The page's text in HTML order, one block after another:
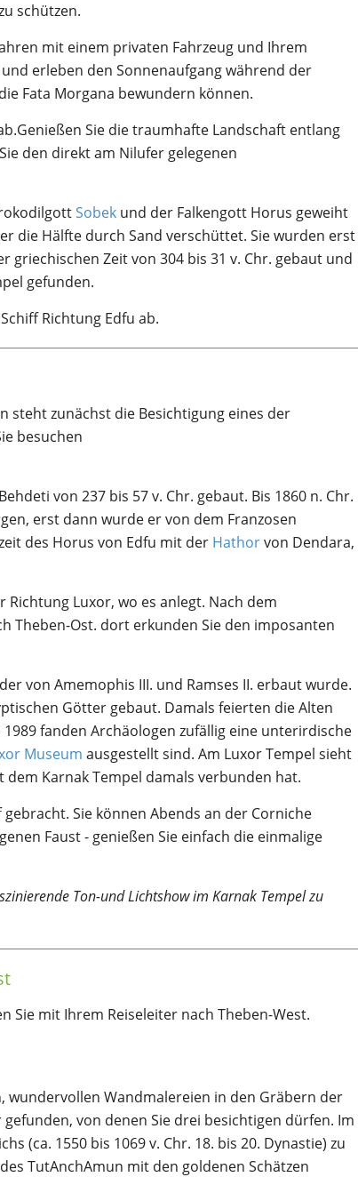
schützen.
mit einem privaten Fahrzeug und Ihrem
erleben den Sonnenaufgang während der
Fata Morgana bewundern können.
Sie die traumhafte Landschaft entlang
den direkt am Nilufer gelegenen
Sobek und der Falkengott Horus geweiht
die Hälfte durch Sand verschüttet. Sie wurden erst
Zeit von 304 bis 31 v. Chr. gebaut und
gefunden.
Richtung Edfu ab.
steht zunächst die Besichtigung eines der
besuchen
Behdeti von 237 bis 57 v. Chr. gebaut. Bis 1860 n. Chr.
erst dann wurde er von dem Franzosen
des Horus von Edfu mit der Hathorvon Dendara,
Luxor, wo es anlegt. Nach dem
Theben-Ost. dort erkunden Sie den imposanten
von Amemophis III. und Ramses II. erbaut wurde.
Götter gebaut. Damals feierten die Alten
fanden Archäologen zufällig eine unterirdische
Museum ausgestellt sind. Am Luxor Tempel sieht
Karnak Tempel damals verbunden hat.
Sie können Abends an der Corniche
Faust - genießen Sie einfach die einmalige
Ton-und Lichtshow im Karnak Tempel zu
Sie mit Ihrem Reiseleiter nach Theben-West.
wundervollen Wandmalereien in den Gräbern der
von denen Sie drei besichtigen dürfen. Im
(ca. 1550 bis 1069 v. Chr. 18. bis 20. Dynastie) zu
TutAnchAmun mit den goldenen Schätzen